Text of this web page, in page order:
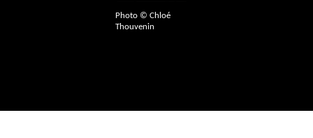
Photo © Chloé
Thouvenin